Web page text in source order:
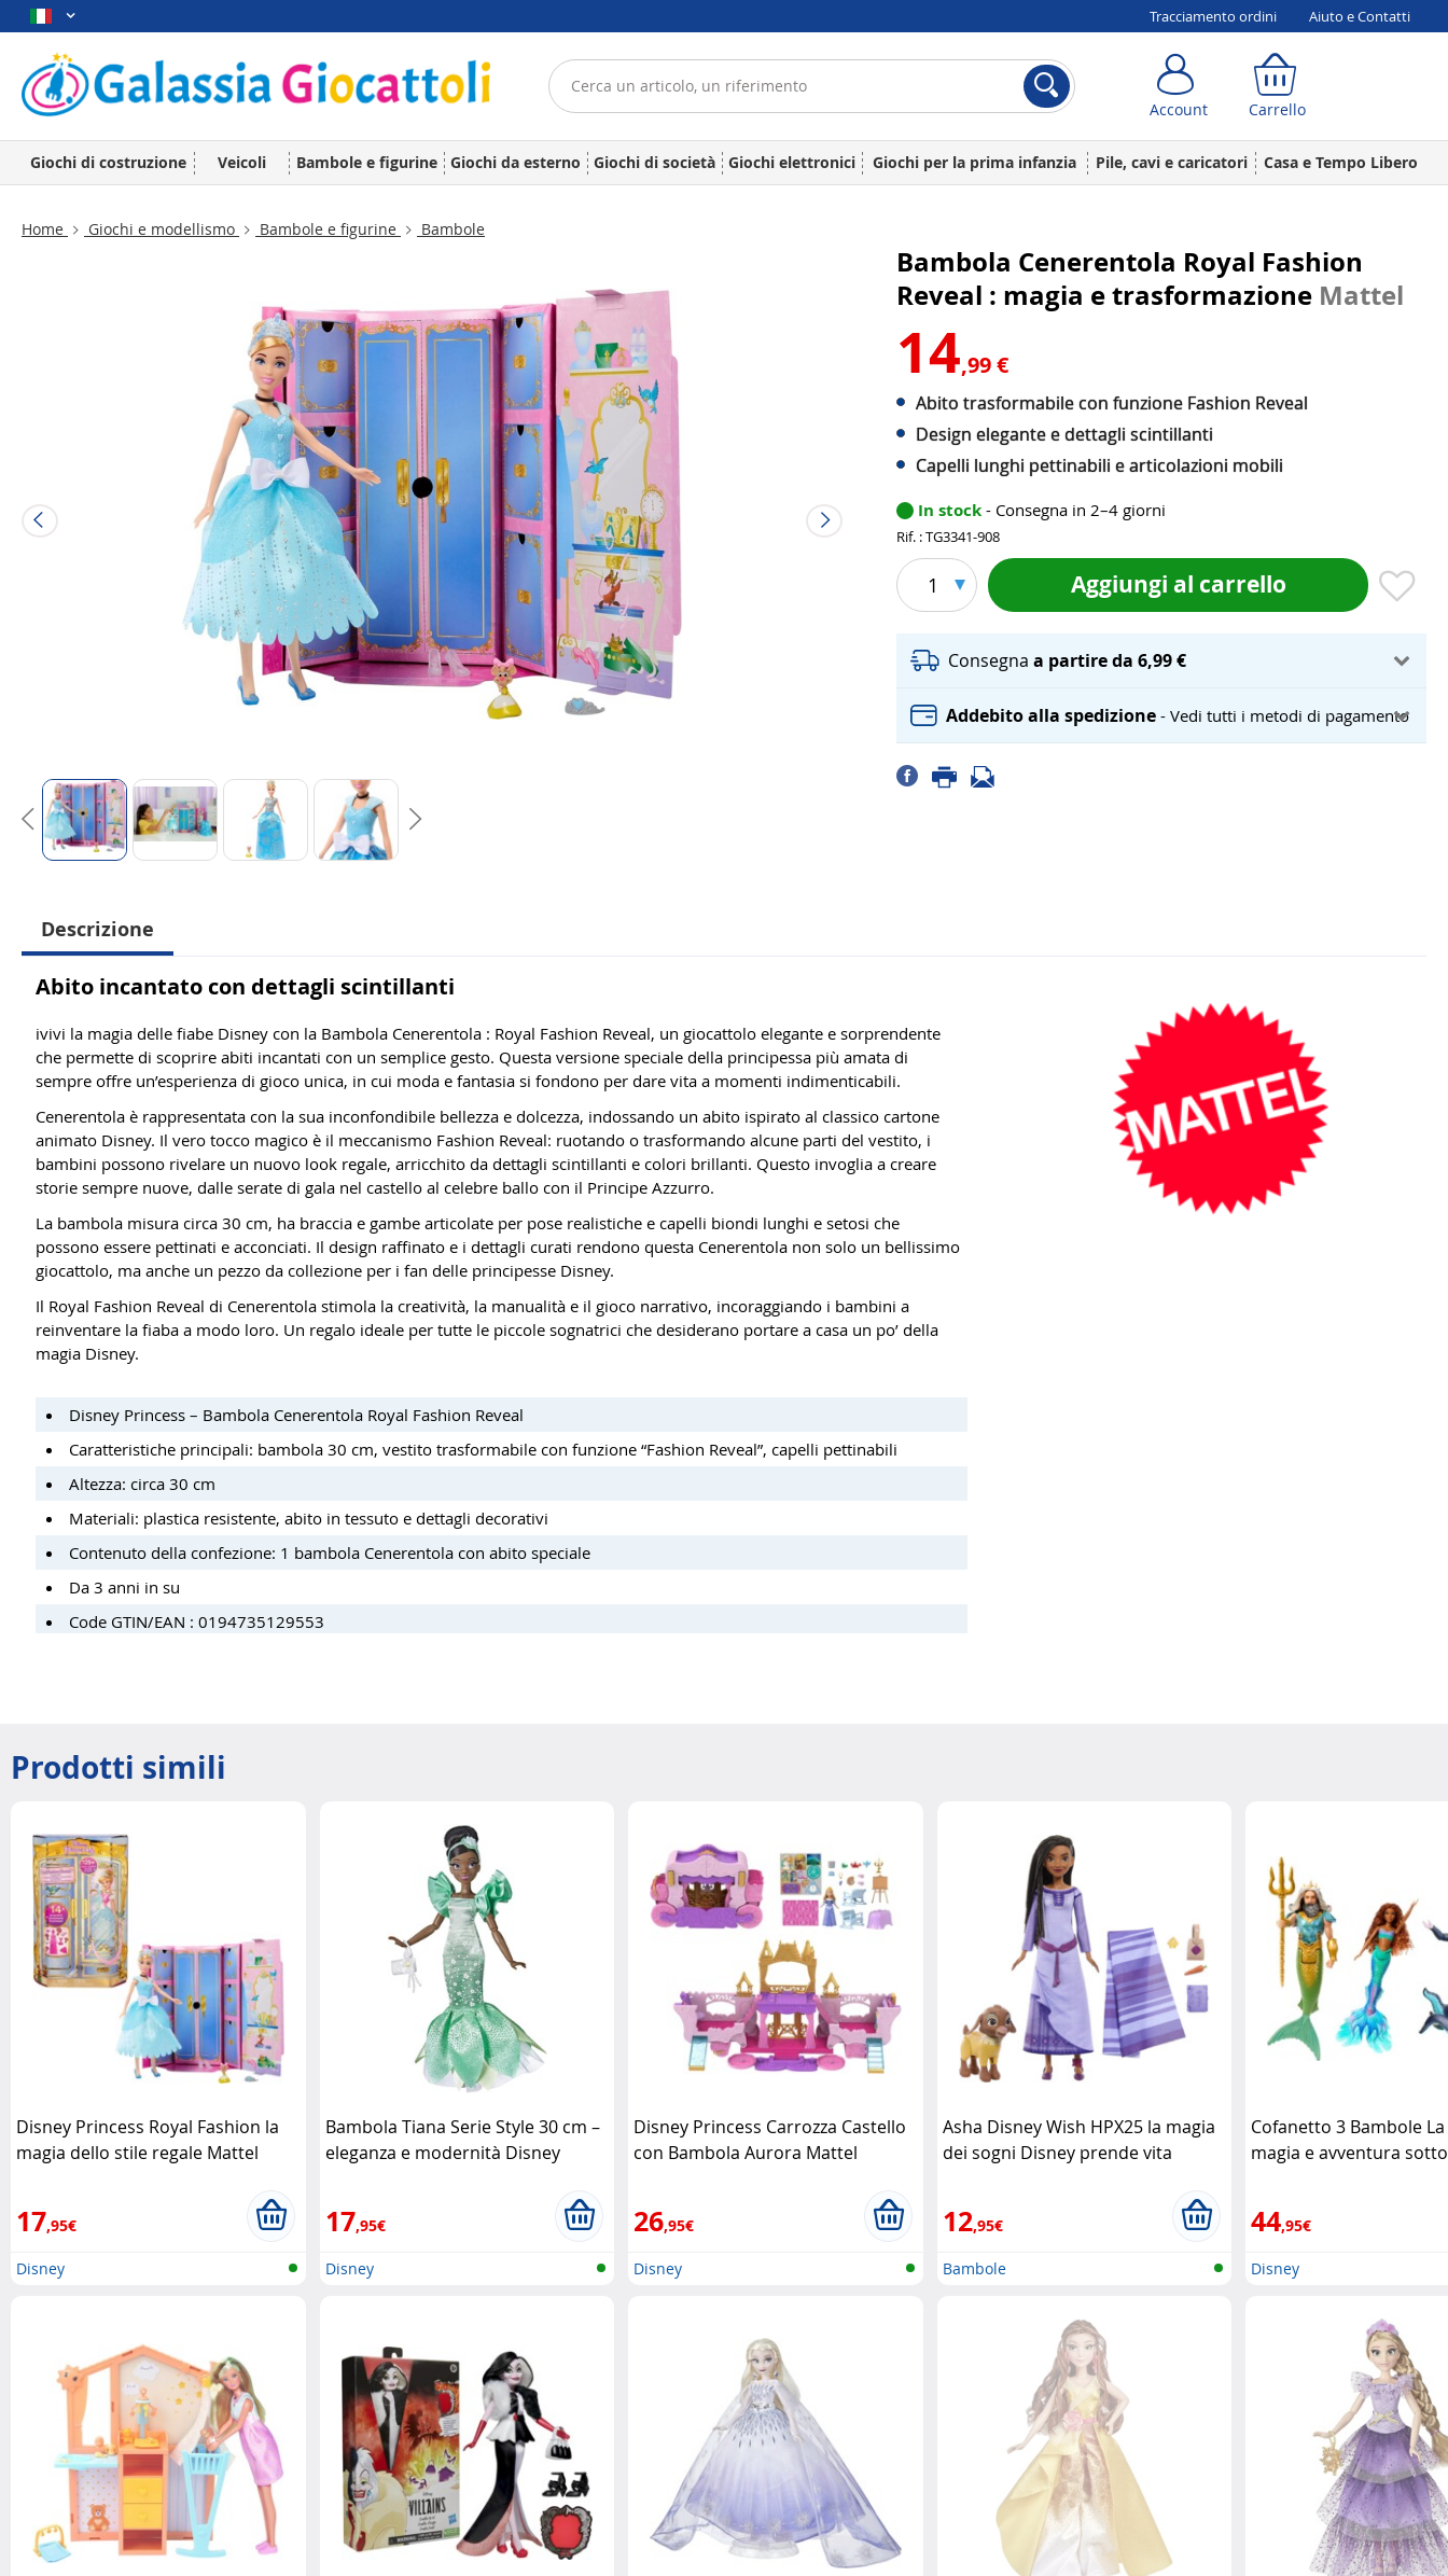
Tracciamento ordini Aiuto e Contatti
Account Carrello
Giochi di costruzione Veicoli Bambole e figurine Giochi da esterno Giochi di società Giochi elettronici Giochi per la prima infanzia Pile, cavi e caricatori Casa e Tempo Libero
Home Giochi e modellismo Bambole e figurine Bambole
Bambola Cenerentola Royal Fashion
Reveal : magia e trasformazione Mattel
14,99 €
Abito trasformabile con funzione Fashion Reveal
Design elegante e dettagli scintillanti
Capelli lunghi pettinabili e articolazioni mobili
In stock - Consegna in 2–4 giorni
Rif. : TG3341-908
1 Aggiungi al carrello
Consegnaa partire da 6,99 €
Addebito alla spedizione- Vedi tutti i metodi di pagamento
Descrizione
Abito incantato con dettagli scintillanti
ivivi la magia delle fiabe Disney con la Bambola Cenerentola : Royal Fashion Reveal, un giocattolo elegante e sorprendente
che permette di scoprire abiti incantati con un semplice gesto. Questa versione speciale della principessa più amata di
sempre offre un’esperienza di gioco unica, in cui moda e fantasia si fondono per dare vita a momenti indimenticabili.
Cenerentola è rappresentata con la sua inconfondibile bellezza e dolcezza, indossando un abito ispirato al classico cartone
animato Disney. Il vero tocco magico è il meccanismo Fashion Reveal: ruotando o trasformando alcune parti del vestito, i
bambini possono rivelare un nuovo look regale, arricchito da dettagli scintillanti e colori brillanti. Questo invoglia a creare
storie sempre nuove, dalle serate di gala nel castello al celebre ballo con il Principe Azzurro.
La bambola misura circa 30 cm, ha braccia e gambe articolate per pose realistiche e capelli biondi lunghi e setosi che
possono essere pettinati e acconciati. Il design raffinato e i dettagli curati rendono questa Cenerentola non solo un bellissimo
giocattolo, ma anche un pezzo da collezione per i fan delle principesse Disney.
Il Royal Fashion Reveal di Cenerentola stimola la creatività, la manualità e il gioco narrativo, incoraggiando i bambini a
reinventare la fiaba a modo loro. Un regalo ideale per tutte le piccole sognatrici che desiderano portare a casa un po’ della
magia Disney.
Disney Princess – Bambola Cenerentola Royal Fashion Reveal
Caratteristiche principali: bambola 30 cm, vestito trasformabile con funzione “Fashion Reveal”, capelli pettinabili
Altezza: circa 30 cm
Materiali: plastica resistente, abito in tessuto e dettagli decorativi
Contenuto della confezione: 1 bambola Cenerentola con abito speciale
Da 3 anni in su
Code GTIN/EAN : 0194735129553
Prodotti simili
Disney Princess Royal Fashion la
magia dello stile regale Mattel
17,95€
Disney
Bambola Tiana Serie Style 30 cm –
eleganza e modernità Disney
17,95€
Disney
Disney Princess Carrozza Castello
con Bambola Aurora Mattel
26,95€
Disney
Asha Disney Wish HPX25 la magia
dei sogni Disney prende vita
12,95€
Bambole
Cofanetto 3 Bambole
magia e avventura
44,95€
Disney
Account Carrello